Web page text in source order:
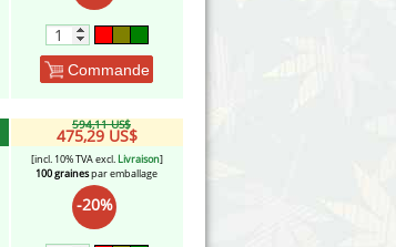
Commande
594,11 US$
475,29 US$
[incl. 10% TVA excl. Livraison]
100 grainespar emballage
-20%